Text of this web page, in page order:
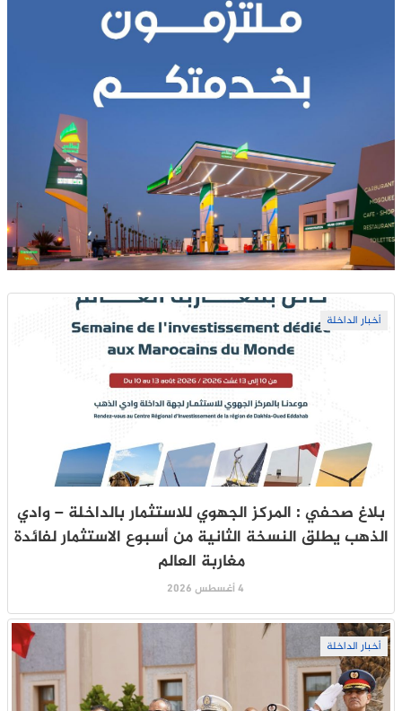
أخبار الداخلة
بلاغ صحفي : المركز الجهوي للاستثمار بالداخلة – وادي
الذهب يطلق النسخة الثانية من أسبوع الاستثمار لفائدة
مغاربة العالم
4 أغسطس 2026
أخبار الداخلة